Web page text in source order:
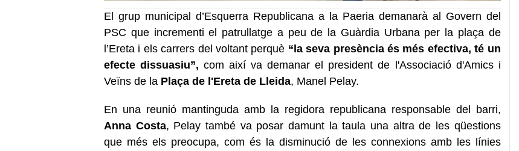
El grup municipal d’Esquerra Republicana a la Paeria demanarà al Govern del
PSC que incrementi el patrullatge a peu de la Guàrdia Urbana per la plaça de
l’Ereta i els carrers del voltant perquè “la seva presència és més efectiva, té un
efecte dissuasiu”, com així va demanar el president de l'Associació d'Amics i
Veïns de la Plaça de l'Ereta de Lleida, Manel Pelay.
En una reunió mantinguda amb la regidora republicana responsable del barri,
Anna Costa, Pelay també va posar damunt la taula una altra de les qüestions
que més els preocupa, com és la disminució de les connexions amb les línies